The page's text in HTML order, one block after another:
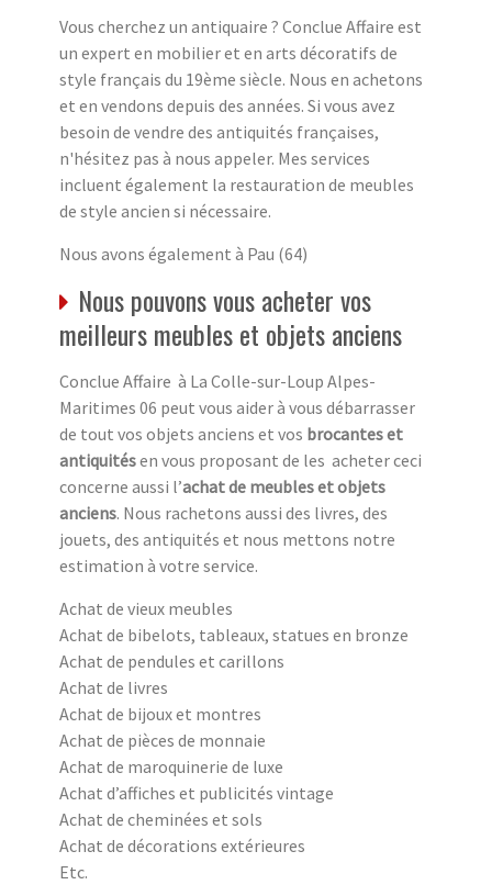
Vous cherchez un antiquaire ? Conclue Affaire est
un expert en mobilier et en arts décoratifs de
style français du 19ème siècle. Nous en achetons
et en vendons depuis des années. Si vous avez
besoin de vendre des antiquités françaises,
n'hésitez pas à nous appeler. Mes services
incluent également la restauration de meubles
de style ancien si nécessaire.
Nous avons également à Pau (64)
Nous pouvons vous acheter vos
meilleurs meubles et objets anciens
Conclue Affaire à La Colle-sur-Loup Alpes-
Maritimes 06 peut vous aider à vous débarrasser
de tout vos objets anciens et vos brocantes et
antiquitésen vous proposant de les acheter ceci
concerne aussi l’achat de meubles et objets
anciens. Nous rachetons aussi des livres, des
jouets, des antiquités et nous mettons notre
estimation à votre service.
Achat de vieux meubles
Achat de bibelots, tableaux, statues en bronze
Achat de pendules et carillons
Achat de livres
Achat de bijoux et montres
Achat de pièces de monnaie
Achat de maroquinerie de luxe
Achat d’affiches et publicités vintage
Achat de cheminées et sols
Achat de décorations extérieures
Etc.